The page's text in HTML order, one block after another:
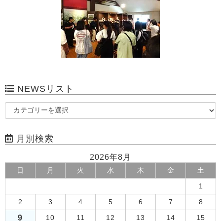
NEWSリスト
月別検索
2026年8月
日 月 火 水 木 金 土
1
2 3 4 5 6 7 8
9 10 11 12 13 14 15